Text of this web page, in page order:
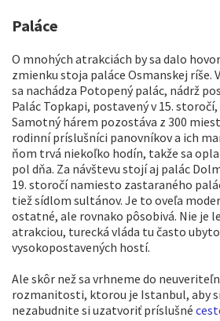
Paláce
O mnohých atrakciách by sa dalo
zmienku stoja paláce Osmanskej ríše.
sa nachádza Potopený palác, nádrž
Palác Topkapi, postavený v 15.
Samotný hárem pozostáva z 300
rodinní príslušníci panovníkov a ich
ňom trvá niekoľko hodín, takže sa
pol dňa. Za návštevu stojí aj palác
19. storočí namiesto zastaraného
tiež sídlom sultánov. Je to oveľa
ostatné, ale rovnako pôsobivá. Nie je
atrakciou, turecká vláda tu často
vysokopostavených hostí.
Ale skôr než sa vrhneme do
rozmanitosti, ktorou je Istanbul, aby
nezabudnite si uzatvoriť príslušné